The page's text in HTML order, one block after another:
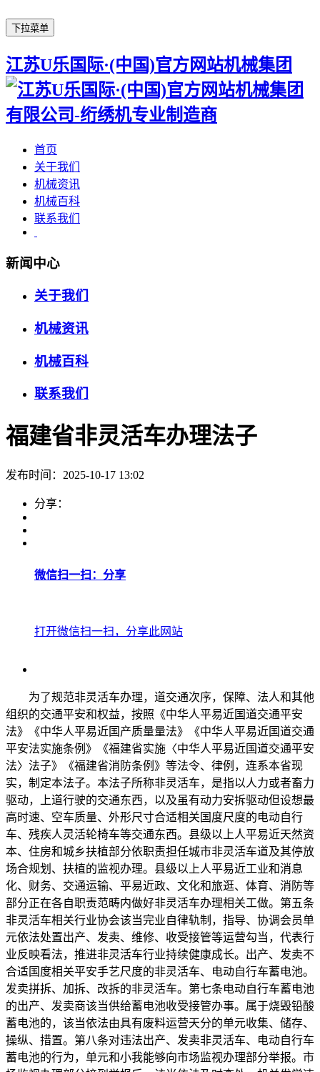
下拉菜单
江苏U乐国际·(中国)官方网站机械集团
首页
关于我们
机械资讯
机械百科
联系我们
新闻中心
关于我们
机械资讯
机械百科
联系我们
福建省非灵活车办理法子
发布时间：2025-10-17 13:02
分享：
微信扫一扫：分享
打开微信扫一扫，分享此网站
为了规范非灵活车办理，道交通次序，保障、法人和其他
组织的交通平安和权益，按照《中华人平易近国道交通平安
法》《中华人平易近国产质量量法》《中华人平易近国道交通
平安法实施条例》《福建省实施〈中华人平易近国道交通平安
法〉法子》《福建省消防条例》等法令、律例，连系本省现
实，制定本法子。本法子所称非灵活车，是指以人力或者畜力
驱动，上道行驶的交通东西，以及虽有动力安拆驱动但设想最
高时速、空车质量、外形尺寸合适相关国度尺度的电动自行
车、残疾人灵活轮椅车等交通东西。县级以上人平易近天然资
本、住房和城乡扶植部分依职责担任城市非灵活车道及其停放
场合规划、扶植的监视办理。县级以上人平易近工业和消息
化、财务、交通运输、平易近政、文化和旅逛、体育、消防等
部分正在各自职责范畴内做好非灵活车办理相关工做。第五条
非灵活车相关行业协会该当完业自律轨制，指导、协调会员单
元依法处置出产、发卖、维修、收受接管等运营勾当，代表行
业反映看法，推进非灵活车行业持续健康成长。出产、发卖不
合适国度相关平安手艺尺度的非灵活车、电动自行车蓄电池。
发卖拼拆、加拆、改拆的非灵活车。第七条电动自行车蓄电池
的出产、发卖商该当供给蓄电池收受接管办事。属于烧毁铅酸
蓄电池的，该当依法由具有废料运营天分的单元收集、储存、
操纵、措置。第八条对违法出产、发卖非灵活车、电动自行车
蓄电池的行为，单元和小我能够向市场监视办理部分举报。市